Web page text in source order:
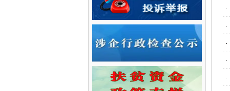
·
·
·
·
·